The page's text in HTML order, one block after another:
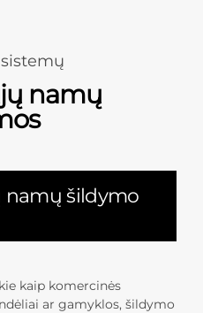
namų
šildymo
kaip komercinės
ar gamyklos, šildymo